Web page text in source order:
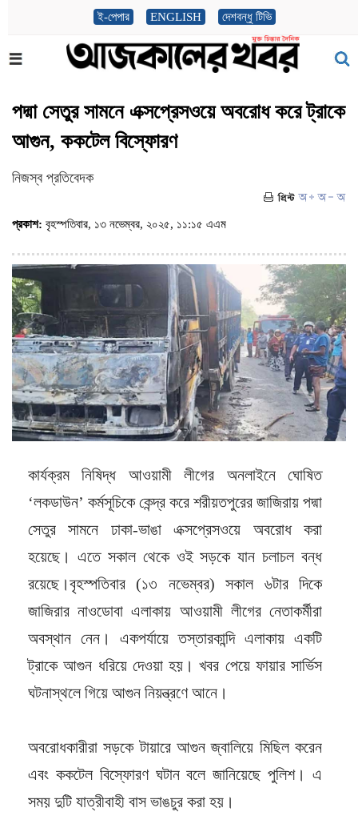
ই-পেপার ENGLISH দেশবন্ধু টিভি
পদ্মা সেতুর সামনে এক্সপ্রেসওয়ে অবরোধ করে ট্রাকে
আগুন, ককটেল বিস্ফোরণ
নিজস্ব প্রতিবেদক
প্রকাশ: বৃহস্পতিবার, ১৩ নভেম্বর, ২০২৫, ১১:১৫ এএম
কার্যক্রম নিষিদ্ধ আওয়ামী লীগের অনলাইনে ঘোষিত
‘লকডাউন’ কর্মসূচিকে কেন্দ্র করে শরীয়তপুরের জাজিরায় পদ্মা
সেতুর সামনে ঢাকা-ভাঙা এক্সপ্রেসওয়ে অবরোধ করা
হয়েছে। এতে সকাল থেকে ওই সড়কে যান চলাচল বন্ধ
রয়েছে।বৃহস্পতিবার (১৩ নভেম্বর) সকাল ৬টার দিকে
জাজিরার নাওডোবা এলাকায় আওয়ামী লীগের নেতাকর্মীরা
অবস্থান নেন। একপর্যায়ে তস্তারকান্দি এলাকায় একটি
ট্রাকে আগুন ধরিয়ে দেওয়া হয়। খবর পেয়ে ফায়ার সার্ভিস
ঘটনাস্থলে গিয়ে আগুন নিয়ন্ত্রণে আনে।
অবরোধকারীরা সড়কে টায়ারে আগুন জ্বালিয়ে মিছিল করেন
এবং ককটেল বিস্ফোরণ ঘটান বলে জানিয়েছে পুলিশ। এ
সময় দুটি যাত্রীবাহী বাস ভাঙচুর করা হয়।